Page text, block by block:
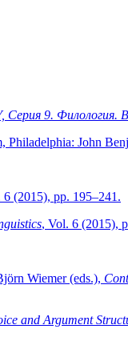
9. Филология.
Philadelphia: John
6 (2015), pp. 195–241.
, Vol. 6 (2015),
Wiemer (eds.),
and Argument